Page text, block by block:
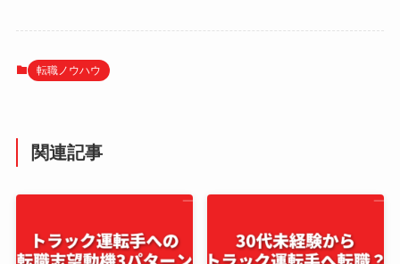
転職ノウハウ
関連記事